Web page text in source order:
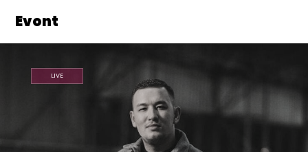
Evont
LIVE